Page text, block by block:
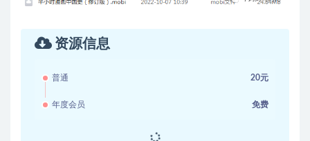
资源信息
普通 20元
年度会员 免费